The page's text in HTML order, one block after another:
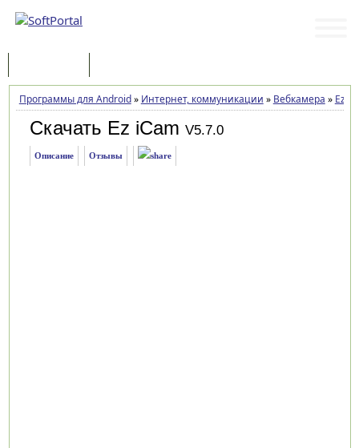
Программы для Android» Интернет, коммуникации » Вебкамера » Ez
Скачать Ez iCam V5.7.0
Описание Отзывы